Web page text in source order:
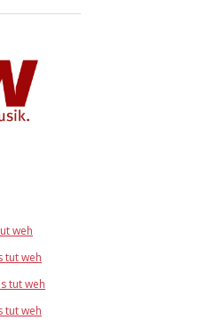
weh
tut weh
tut weh
tut weh